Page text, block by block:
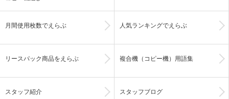
月間使用枚数でえらぶ 人気ランキングでえらぶ
リースパック商品をえらぶ 複合機（コピー機）用語集
スタッフ紹介 スタッフブログ